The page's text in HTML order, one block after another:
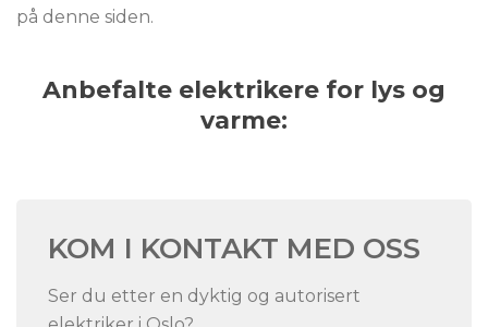
på denne siden.
Anbefalte elektrikere for lys og
varme:
KOM I KONTAKT MED OSS
Ser du etter en dyktig og autorisert